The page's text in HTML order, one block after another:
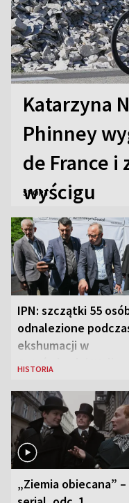
Katarzyna
Phinney
de France i
wyścigu
SPORT
IPN: szczątki 55
odnalezione
ekshumacji w
Ostrówkach i Woli
HISTORIA
„Ziemia obiecana” –